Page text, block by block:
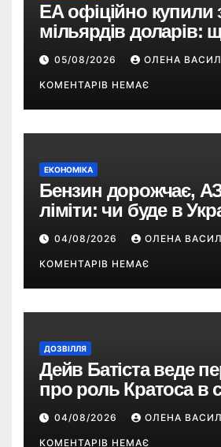
EA офіційно купили
мільярдів доларів:
EA Sports FC,
Sims
05/08/2026 ОЛЕНА
КОМЕНТАРІВ НЕМАЄ
ЕКОНОМІКА
Бензин дорожчає,
ліміти: чи буде в
дефіцит пального
04/08/2026 ОЛЕНА
КОМЕНТАРІВ НЕМАЄ
ДОЗВІЛЛЯ
Дейв Батіста веде
про роль Кратоса в
«God of War» від
04/08/2026 ОЛЕНА
КОМЕНТАРІВ НЕМАЄ